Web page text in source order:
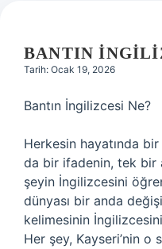
Hakkımızda
BANTIN
Tarih: Ocak 19, 2026
Bantın İngilizcesi Ne?
Herkesin hayatında
da bir ifadenin, tek bir
şeyin İngilizcesini
dünyası bir anda
kelimesinin
Her şey, Kayseri’nin o